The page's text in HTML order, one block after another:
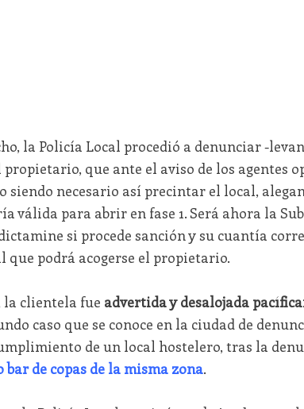
la Policía Local procedió a denunciar -
que ante el aviso de los agentes
siendo necesario así precintar el local,
válida para abrir en fase 1. Será ahora la
si procede sanción y su cuantía
que podrá acogerse el propietario.
la clientela fue advertida y desalojada
caso que se conoce en la ciudad de
de un local hostelero, tras la
bar de copas de la misma zona.